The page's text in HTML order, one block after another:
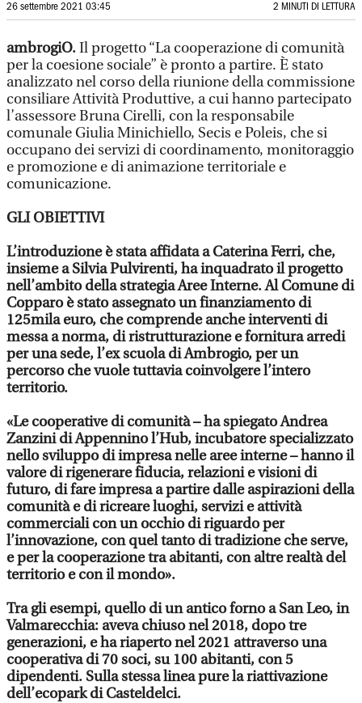
26 settembre 2021 03:45 2 MINUTI DI LETTURA
ambrogiO.Il progetto “La cooperazione di comunità
per la coesione sociale” è pronto a partire. È stato
analizzato nel corso della riunione della commissione
consiliare Attività Produttive, a cui hanno partecipato
l’assessore Bruna Cirelli, con la responsabile
comunale Giulia Minichiello, Secis e Poleis, che si
occupano dei servizi di coordinamento, monitoraggio
e promozione e di animazione territoriale e
comunicazione.
GLI OBIETTIVI
L’introduzione è stata affidata a Caterina Ferri, che,
insieme a Silvia Pulvirenti, ha inquadrato il progetto
nell’ambito della strategia Aree Interne. Al Comune di
Copparo è stato assegnato un finanziamento di
125mila euro, che comprende anche interventi di
messa a norma, di ristrutturazione e fornitura arredi
per una sede, l’ex scuola di Ambrogio, per un
percorso che vuole tuttavia coinvolgere l’intero
territorio.
«Le cooperative di comunità – ha spiegato Andrea
Zanzini di Appennino l’Hub, incubatore specializzato
nello sviluppo di impresa nelle aree interne – hanno il
valore di rigenerare fiducia, relazioni e visioni di
futuro, di fare impresa a partire dalle aspirazioni della
comunità e di ricreare luoghi, servizi e attività
commerciali con un occhio di riguardo per
l’innovazione, con quel tanto di tradizione che serve,
e per la cooperazione tra abitanti, con altre realtà del
territorio e con il mondo».
Tra gli esempi, quello di un antico forno a San Leo, in
Valmarecchia: aveva chiuso nel 2018, dopo tre
generazioni, e ha riaperto nel 2021 attraverso una
cooperativa di 70 soci, su 100 abitanti, con 5
dipendenti. Sulla stessa linea pure la riattivazione
dell’ecopark di Casteldelci.